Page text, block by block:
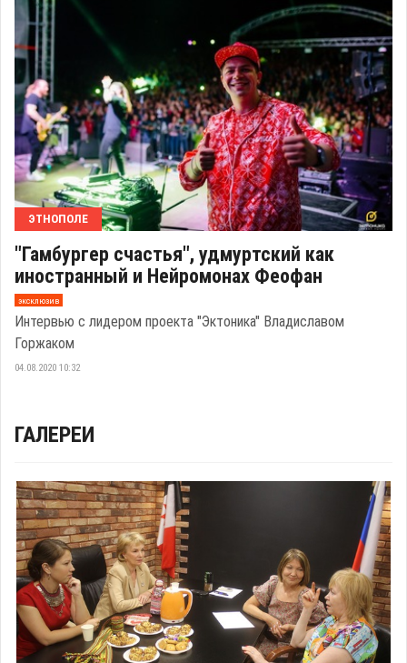
ЭТНОПОЛЕ
"Гамбургер счастья", удмуртский как
иностранный и Нейромонах Феофан
эксклюзив
Интервью с лидером проекта "Эктоника" Владиславом
Горжаком
04.08.2020 10:32
ГАЛЕРЕИ